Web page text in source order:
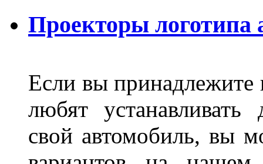
Проекторы логотипа
Если вы принадлежите
любят устанавливать
свой автомобиль, вы